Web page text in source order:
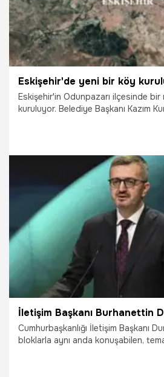
Eskişehir'in Odunpazarı ilçesinde
kuruluyor. Belediye Başkanı Kazım
9.04.2026 Eskişehir
Cumhurbaşkanlığı İletişim Başkanı
bloklarla aynı anda konuşabilen,